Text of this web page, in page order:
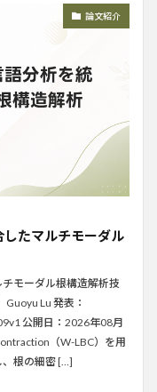
論文紹介
たマルチモーダル
モーダル根構造解析技
Lu 発表：
公開日：2026年08月
（W-LBC）を用
、根の細密 […]